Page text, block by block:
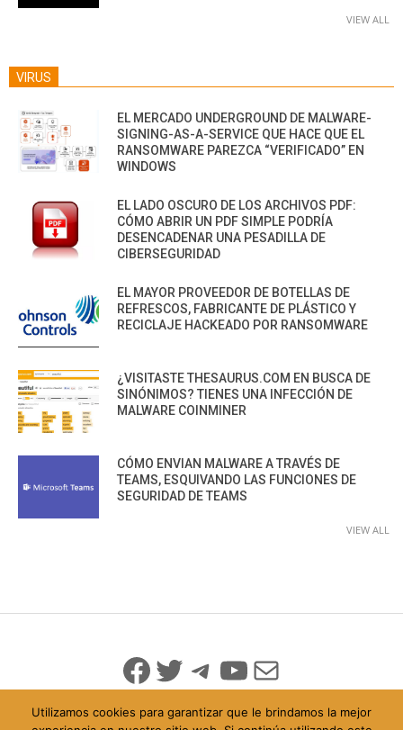
VIEW ALL
VIRUS
EL MERCADO UNDERGROUND DE MALWARE-
SIGNING-AS-A-SERVICE QUE HACE QUE EL
RANSOMWARE PAREZCA “VERIFICADO” EN
WINDOWS
EL LADO OSCURO DE LOS ARCHIVOS PDF:
CÓMO ABRIR UN PDF SIMPLE PODRÍA
DESENCADENAR UNA PESADILLA DE
CIBERSEGURIDAD
EL MAYOR PROVEEDOR DE BOTELLAS DE
REFRESCOS, FABRICANTE DE PLÁSTICO Y
RECICLAJE HACKEADO POR RANSOMWARE
¿VISITASTE THESAURUS.COM EN BUSCA DE
SINÓNIMOS? TIENES UNA INFECCIÓN DE
MALWARE COINMINER
CÓMO ENVIAN MALWARE A TRAVÉS DE
TEAMS, ESQUIVANDO LAS FUNCIONES DE
SEGURIDAD DE TEAMS
VIEW ALL
Facebook
Twitter
Telegram
YouTube
Mail
Utilizamos cookies para garantizar que le brindamos la mejor